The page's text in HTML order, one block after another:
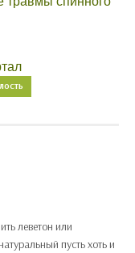
леветон или
пусть хоть и